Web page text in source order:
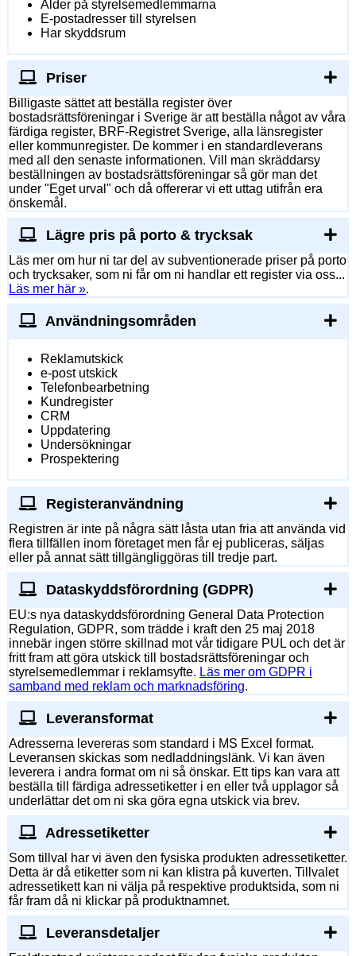
Ålder på styrelsemedlemmarna
E-postadresser till styrelsen
Har skyddsrum
Priser
Billigaste sättet att beställa register över
bostadsrättsföreningar i Sverige är att beställa något av våra
färdiga register, BRF-Registret Sverige, alla länsregister
eller kommunregister. De kommer i en standardleverans
med all den senaste informationen. Vill man skräddarsy
beställningen av bostadsrättsföreningar så gör man det
under "Eget urval" och då offererar vi ett uttag utifrån era
önskemål.
Lägre pris på porto & trycksak
Läs mer om hur ni tar del av subventionerade priser på porto
och trycksaker, som ni får om ni handlar ett register via oss...
Läs mer här ».
Användningsområden
Reklamutskick
e-post utskick
Telefonbearbetning
Kundregister
CRM
Uppdatering
Undersökningar
Prospektering
Registeranvändning
Registren är inte på några sätt låsta utan fria att använda vid
flera tillfällen inom företaget men får ej publiceras, säljas
eller på annat sätt tillgängliggöras till tredje part.
Dataskyddsförordning (GDPR)
EU:s nya dataskyddsförordning General Data Protection
Regulation, GDPR, som trädde i kraft den 25 maj 2018
innebär ingen större skillnad mot vår tidigare PUL och det är
fritt fram att göra utskick till bostadsrättsföreningar och
styrelsemedlemmar i reklamsyfte. Läs mer om GDPR i
samband med reklam och marknadsföring.
Leveransformat
Adresserna levereras som standard i MS Excel format.
Leveransen skickas som nedladdningslänk. Vi kan även
leverera i andra format om ni så önskar. Ett tips kan vara att
beställa till färdiga adressetiketter i en eller två upplagor så
underlättar det om ni ska göra egna utskick via brev.
Adressetiketter
Som tillval har vi även den fysiska produkten adressetiketter.
Detta är då etiketter som ni kan klistra på kuverten. Tillvalet
adressetikett kan ni välja på respektive produktsida, som ni
får fram då ni klickar på produktnamnet.
Leveransdetaljer